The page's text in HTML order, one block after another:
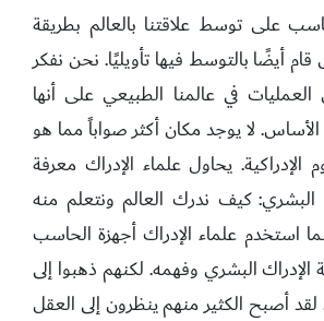
على توسط علاقتنا بالعالم بطريقة
أيضًا بالتوسط فيها تأويليًا. نحن نفكر
في عالمنا الطبيعي على أنها
لا يوجد مكان أكثر صواباً مما هو
الإدراكية. يحاول علماء الإدراك معرفة
كيف ندرك العالم ونتعلم منه
استخدم علماء الإدراك أجهزة الحاسب
البشري وفهمه. لكنهم ذهبوا إلى
أصبح الكثير منهم ينظرون إلى العقل